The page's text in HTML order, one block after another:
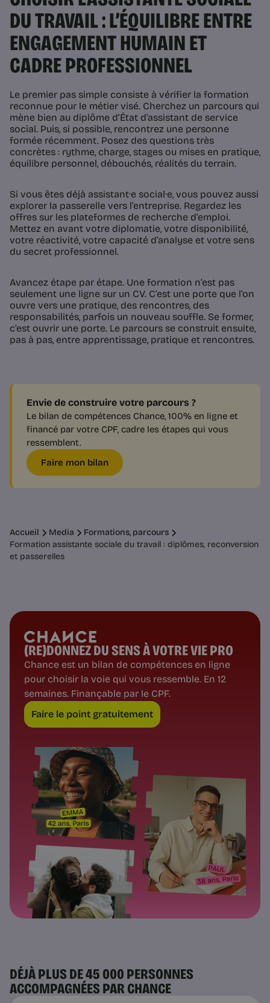
DU TRAVAIL : L’ÉQUILIBRE ENTRE
ENGAGEMENT HUMAIN ET
CADRE PROFESSIONNEL
Le premier pas simple consiste à vérifier la formation
reconnue pour le métier visé. Cherchez un parcours qui
mène bien au diplôme d’État d’assistant de service
social. Puis, si possible, rencontrez une personne
formée récemment. Posez des questions très
concrètes : rythme, charge, stages ou mises en pratique,
équilibre personnel, débouchés, réalités du terrain.
Si vous êtes déjà assistant·e social·e, vous pouvez aussi
explorer la passerelle vers l’entreprise. Regardez les
offres sur les plateformes de recherche d’emploi.
Mettez en avant votre diplomatie, votre disponibilité,
votre réactivité, votre capacité d’analyse et votre sens
du secret professionnel.
Avancez étape par étape. Une formation n’est pas
seulement une ligne sur un CV. C’est une porte que l’on
ouvre vers une pratique, des rencontres, des
responsabilités, parfois un nouveau souffle. Se former,
c’est ouvrir une porte. Le parcours se construit ensuite,
pas à pas, entre apprentissage, pratique et rencontres.
Envie de construire votre parcours ?
Le bilan de compétences Chance, 100% en ligne et
financé par votre CPF, cadre les étapes qui vous
ressemblent.
Faire mon bilan
Accueil Media
Formations, parcours
Formation assistante sociale du travail : diplômes, reconversion
et passerelles
(RE)DONNEZ DU SENS À VOTRE VIE PRO
Chance est un bilan de compétences en ligne
pour choisir la voie qui vous ressemble. En 12
semaines. Finançable par le CPF.
Faire le point gratuitement
DÉJÀ PLUS DE 45 000 PERSONNES
ACCOMPAGNÉES PAR CHANCE